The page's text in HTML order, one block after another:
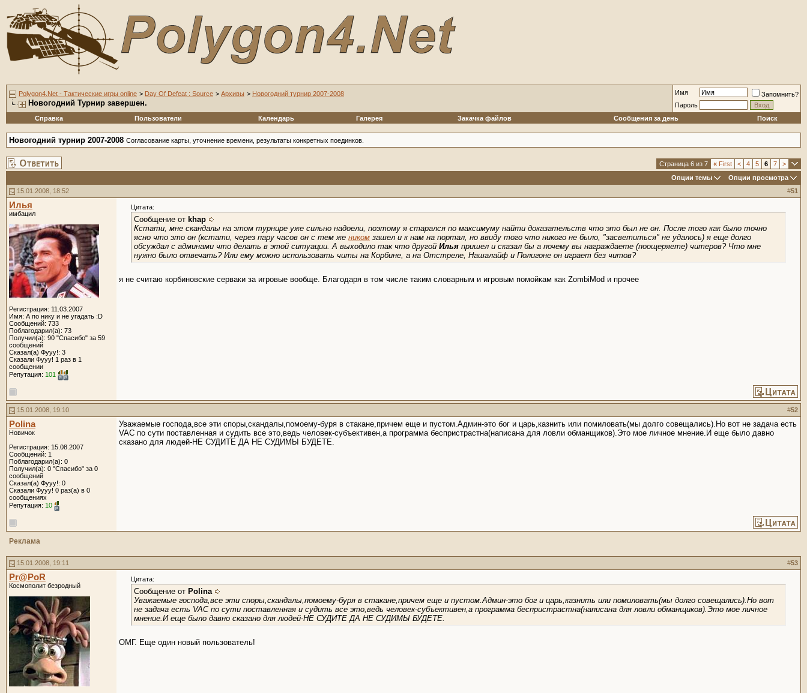
Polygon4.Net - Тактические игры online > Day Of Defeat : Source > Архивы > Новогодний турнир 2007-2008
Новогодний Турнир завершен.
Имя
Запомнить?
Пароль
Справка
Пользователи Календарь Галерея Закачка файлов Сообщения за день Поиск
Новогодний турнир 2007-2008 Согласование карты, уточнение времени, результаты конкретных поединков.
Страница 6 из 7 « First < 4 5 6 7
>
Опции темы
Опции просмотра
15.01.2008, 18:52
#51
Илья
имбацил
Регистрация: 11.03.2007
Имя: А по нику и не угадать :D
Сообщений: 733
Поблагодарил(а): 73
Получил(а): 90 "Спасибо" за 59
сообщений
Сказал(а) Фууу!: 3
Сказали Фууу! 1 раз в 1
сообщении
Репутация: 101
Цитата:
Сообщение от khap
Кстати, мне скандалы на этом турнире уже сильно надоели, поэтому я старался по максимуму найти доказательств что это был не он. После того как было точно
ясно что это он (кстати, через пару часов он с тем же ником зашел и к нам на портал, но ввиду того что никого не было, "засветиться" не удалось) я еще долго
обсуждал с админами что делать в этой ситуации. А выходило так что другой Илья пришел и сказал бы а почему вы награждаете (поощеряете) читеров? Что мне
нужно было отвечать? Или ему можно использовать читы на Корбине, а на Отстреле, Нашалайф и Полигоне он играет без читов?
я не считаю корбиновские серваки за игровые вообще. Благодаря в том числе таким словарным и игровым помойкам как ZombiMod и прочее
15.01.2008, 19:10 #52
Polina
Новичок
Регистрация: 15.08.2007
Сообщений: 1
Поблагодарил(а): 0
Получил(а): 0 "Спасибо" за 0
сообщений
Сказал(а) Фууу!: 0
Сказали Фууу! 0 раз(а) в 0
сообщениях
Репутация: 10
Уважаемые господа,все эти споры,скандалы,помоему-буря в стакане,причем еще и пустом.Админ-это бог и царь,казнить или помиловать(мы долго совещались).Но вот не задача есть
VAC по сути поставленная и судить все это,ведь человек-субъективен,а программа беспристрастна(написана для ловли обманщиков).Это мое личное мнение.И еще было давно
сказано для людей-НЕ СУДИТЕ ДА НЕ СУДИМЫ БУДЕТЕ.
Реклама
15.01.2008, 19:11 #53
Pr@PoR
Космополит безродный
Цитата:
Сообщение от Polina
Уважаемые господа,все эти споры,скандалы,помоему-буря в стакане,причем еще и пустом.Админ-это бог и царь,казнить или помиловать(мы долго совещались).Но вот
не задача есть VAC по сути поставленная и судить все это,ведь человек-субъективен,а программа беспристрастна(написана для ловли обманщиков).Это мое личное
мнение.И еще было давно сказано для людей-НЕ СУДИТЕ ДА НЕ СУДИМЫ БУДЕТЕ.
ОМГ. Еще один новый пользователь!